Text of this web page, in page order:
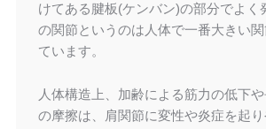
けてある腱板(ケンバン)の部分でよく
の関節というのは人体で一番大きい
ています。
人体構造上、加齢による筋力の低下
の摩擦は、肩関節に変性や炎症を起り